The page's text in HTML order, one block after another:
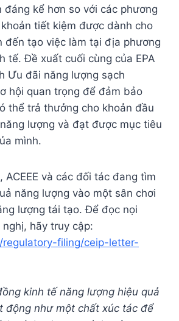
đáng kể hơn so với các phương
tiết kiệm được dành cho
đến tạo việc làm tại địa phương
tế. Đề xuất cuối cùng của EPA
Ưu đãi năng lượng sạch
hội quan trọng để đảm bảo
thể trả thưởng cho khoản đầu
lượng và đạt được mục tiêu
mình.
ACEEE và các đối tác đang tìm
năng lượng vào một sân chơi
lượng tái tạo. Để đọc nọi
hãy truy cập:
filing/ceip-letter-
kinh tế năng lượng hiệu quả
động như một chất xúc tác để